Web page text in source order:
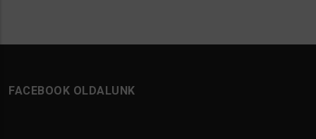
FACEBOOK OLDALUNK